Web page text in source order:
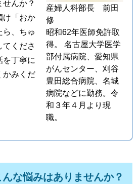
産婦人科部長 前田
修
昭和62年医師免許取
得。 名古屋大学医学
部付属病院、愛知県
がんセンター、刈谷
豊田総合病院、名城
病院などに勤務。令
和３年４月より現
職。
んか？
け「おか
ら、ちゅ
てくださ
を丁寧に
かみくだ
な悩みはありませんか？